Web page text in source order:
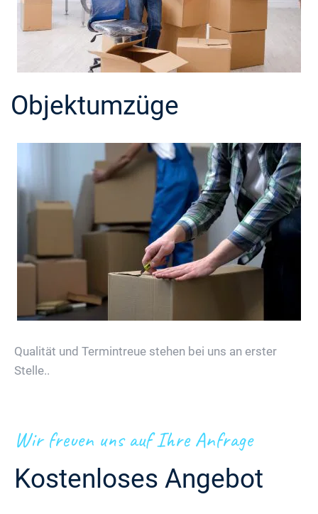
Objektumzüge
Qualität und Termintreue stehen bei uns an erster
Stelle..
Wir freuen uns auf Ihre Anfrage
Kostenloses Angebot